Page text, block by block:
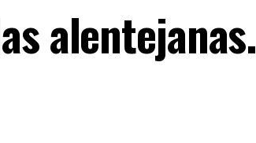
alentejanas.